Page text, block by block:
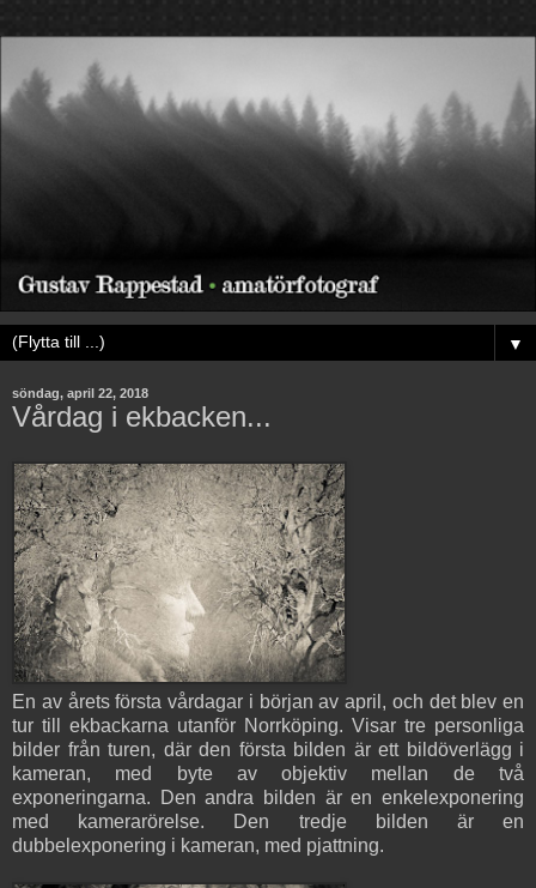
▼
söndag, april 22, 2018
Vårdag i ekbacken...
En av årets första vårdagar i början av april, och det blev en
tur till ekbackarna utanför Norrköping. Visar tre personliga
bilder från turen, där den första bilden är ett bildöverlägg i
kameran, med byte av objektiv mellan de två
exponeringarna. Den andra bilden är en enkelexponering
med kamerarörelse. Den tredje bilden är en
dubbelexponering i kameran, med pjattning.